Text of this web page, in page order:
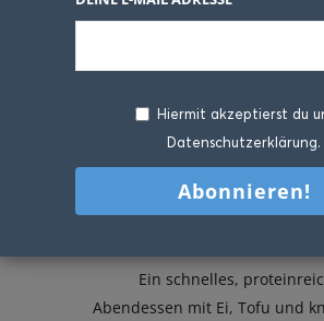
Ein schnelles,
Abendessen mit Ei, Tofu und
Hiermit akzeptierst du
Datenschutzerklärung.